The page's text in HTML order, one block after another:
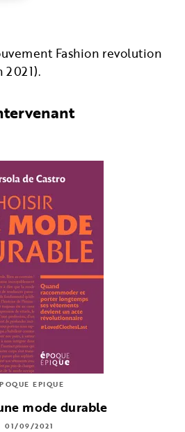
Fashion revolution
EPIQUE
mode durable
01/09/2021